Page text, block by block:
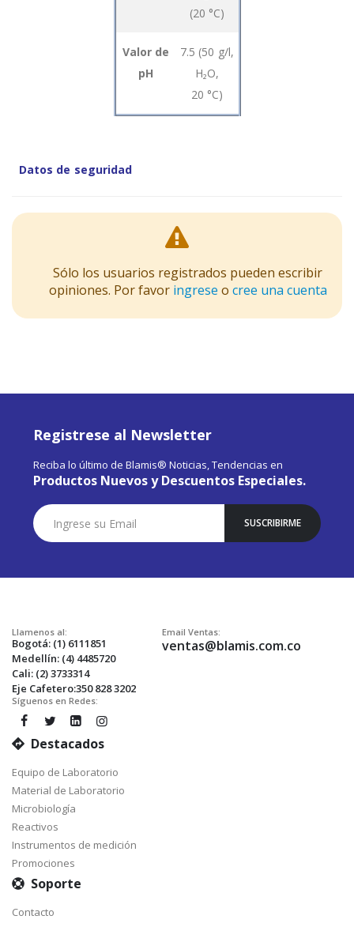
(20 °C)
Valor de
pH
7.5 (50 g/l,
H₂O,
20 °C)
Datos de seguridad
Sólo los usuarios registrados pueden escribir
opiniones. Por favor ingrese o cree una cuenta
Registrese al Newsletter
Reciba lo último de Blamis® Noticias, Tendencias en
Productos Nuevos y Descuentos Especiales.
Suscríbase
a
Nuestro
SUSCRIBIRME
Llamenos al:
Bogotá: (1) 6111851
Medellín: (4) 4485720
Cali: (2) 3733314
Eje Cafetero:350 828 3202
Email Ventas:
ventas@blamis.com.co
Síguenos en Redes:
Destacados
Equipo de Laboratorio
Material de Laboratorio
Microbiología
Reactivos
Instrumentos de medición
Promociones
Soporte
Contacto